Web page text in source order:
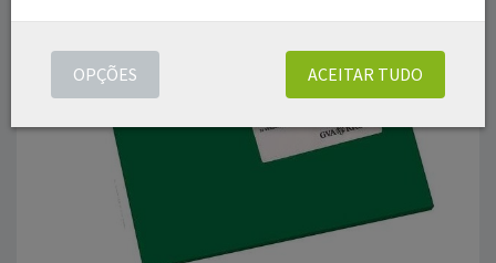
ACEITAR TUDO
OPÇÕES